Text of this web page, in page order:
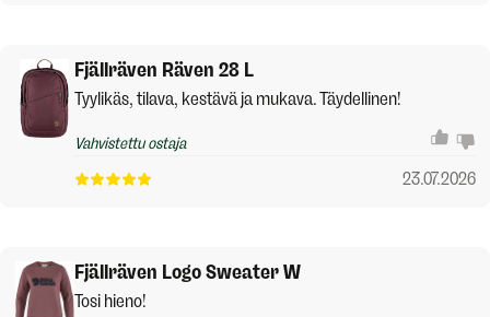
Fjällräven Räven 28 L
Tyylikäs, tilava, kestävä ja mukava. Täydellinen!
Vahvistettu ostaja
23.07.2026
Fjällräven Logo Sweater W
Tosi hieno!